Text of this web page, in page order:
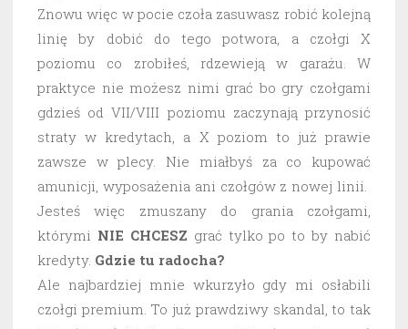
Znowu więc w pocie czoła zasuwasz robić kolejną
linię by dobić do tego potwora, a czołgi X
poziomu co zrobiłeś, rdzewieją w garażu. W
praktyce nie możesz nimi grać bo gry czołgami
gdzieś od VII/VIII poziomu zaczynają przynosić
straty w kredytach, a X poziom to już prawie
zawsze w plecy. Nie miałbyś za co kupować
amunicji, wyposażenia ani czołgów z nowej linii.
Jesteś więc zmuszany do grania czołgami,
którymi NIE CHCESZ grać tylko po to by nabić
kredyty. Gdzie tu radocha?
Ale najbardziej mnie wkurzyło gdy mi osłabili
czołgi premium. To już prawdziwy skandal, to tak